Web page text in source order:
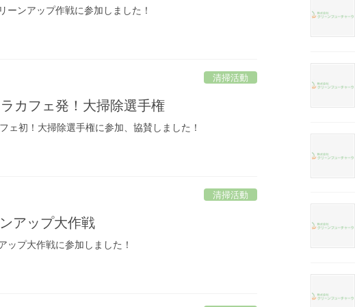
ーンアップ作戦に参加しました！
清掃活動
カフェ発！大掃除選手権
ェ初！大掃除選手権に参加、協賛しました！
清掃活動
アップ大作戦
ップ大作戦に参加しました！